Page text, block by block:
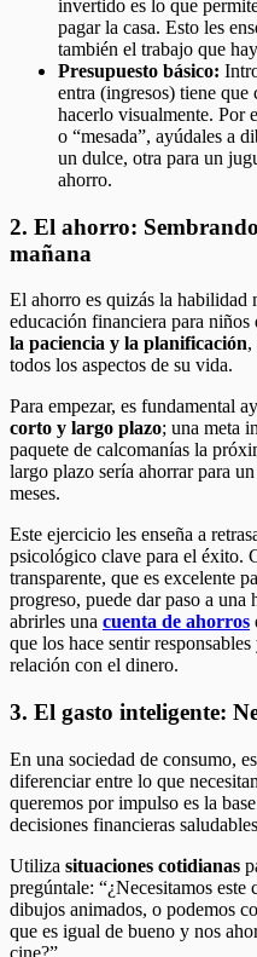
invertido es lo que
pagar la casa. Esto les
también el trabajo que
Presupuesto básico:
entra (ingresos) tiene que
hacerlo visualmente. Por
o “mesada”, ayúdales a
un dulce, otra para un
ahorro.
2. El ahorro:
mañana
El ahorro es quizás la habilidad
educación financiera para niños
la paciencia y la planificación,
todos los aspectos de su vida.
Para empezar, es fundamental
corto y largo plazo; una meta
paquete de calcomanías la
largo plazo sería ahorrar para
meses.
Este ejercicio les enseña a
psicológico clave para el éxito.
transparente, que es excelente
progreso, puede dar paso a una
abrirles una cuenta de ahorros
que los hace sentir
relación con el dinero.
3. El gasto inteligente:
En una sociedad de consumo,
diferenciar entre lo que
queremos por impulso es la
decisiones financieras
Utiliza situaciones cotidianas
pregúntale: “¿Necesitamos este
dibujos animados, o podemos
que es igual de bueno y nos
cine?”.